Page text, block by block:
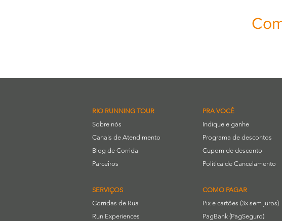
RIO RUNNING TOUR
Sobre nós
Canais de Atendimento
Blog de Corrida
Parceiros
SERVIÇOS
Corridas de Rua
Run Experiences
PRA VOCÊ
Indique e ganhe
Programa de descontos
Cupom de desconto
Política de Cancelamento
COMO PAGAR
Pix e cartões (3x sem juros)
PagBank (PagSeguro)